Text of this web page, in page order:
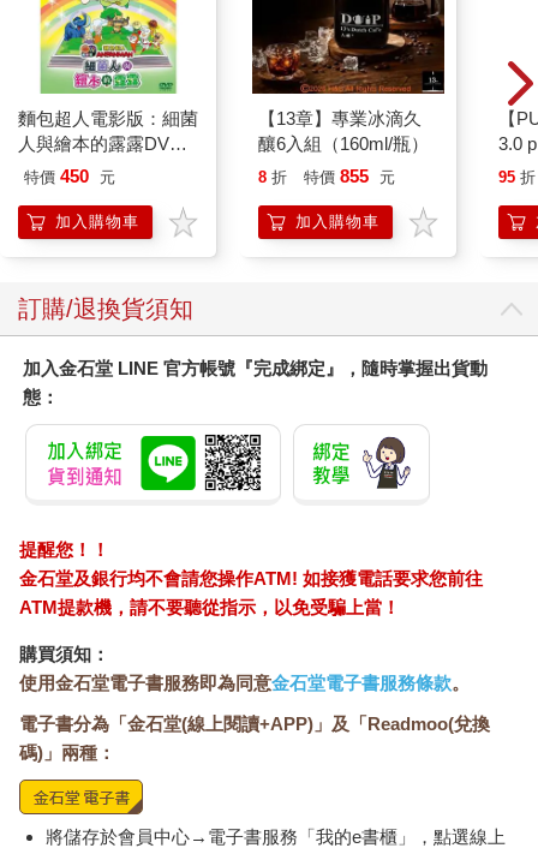
麵包超人電影版：細菌
人與繪本的露露DVD-
平裝版
特價 450 元
加入購物車
【13章】專業冰滴久
釀6入組（160ml/瓶）
8 折 特價 855 元
加入購物車
【
3.0
黑
95 折
訂購/退換貨須知
加入金石堂 LINE 官方帳號『完成綁定』，隨時掌握出貨動
態：
提醒您！！
金石堂及銀行均不會請您操作ATM! 如接獲電話要求您前往
ATM提款機，請不要聽從指示，以免受騙上當！
購買須知：
使用金石堂電子書服務即為同意金石堂電子書服務條款。
電子書分為「金石堂(線上閱讀+APP)」及「Readmoo(兌換
碼)」兩種：
將儲存於會員中心→電子書服務「我的e書櫃」，點選線上